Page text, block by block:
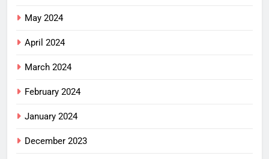
May 2024
April 2024
March 2024
February 2024
January 2024
December 2023